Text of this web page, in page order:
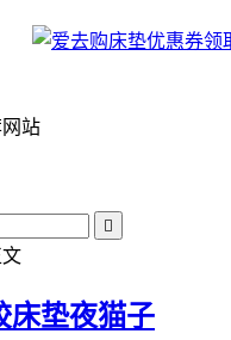
站

床垫夜猫子